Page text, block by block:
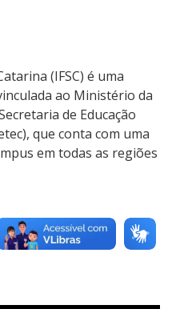
(IFSC) é uma
ao Ministério da
de Educação
que conta com uma
em todas as regiões